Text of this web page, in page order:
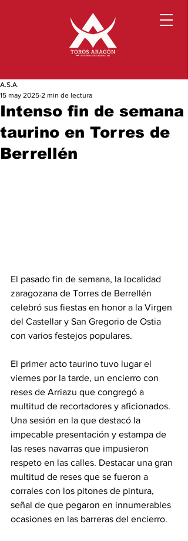
Intenso fin de semana
taurino en Torres de
Berrellén
A.S.A.
15 may 2025 2 min de lectura
El pasado fin de semana, la localidad
zaragozana de Torres de Berrellén
celebró sus fiestas en honor a la Virgen
del Castellar y San Gregorio de Ostia
con varios festejos populares.
El primer acto taurino tuvo lugar el
viernes por la tarde, un encierro con
reses de Arriazu que congregó a
multitud de recortadores y aficionados.
Una sesión en la que destacó la
impecable presentación y estampa de
las reses navarras que impusieron
respeto en las calles. Destacar una gran
multitud de reses que se fueron a
corrales con los pitones de pintura,
señal de que pegaron en innumerables
ocasiones en las barreras del encierro.